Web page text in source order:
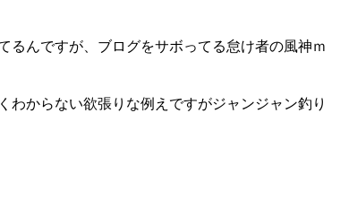
んですが、ブログをサボってる怠け者の風神ｍ
からない欲張りな例えですがジャンジャン釣り